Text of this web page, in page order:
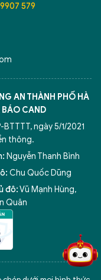
579
AN THÀNH PHỐ HÀ
BÁO CAND
ngày 5/1/2021
thông.
Nguyễn Thanh Bình
Chu Quốc Dũng
đô:Vũ Mạnh Hùng,
Quân
xử lý điểm nghẽn của